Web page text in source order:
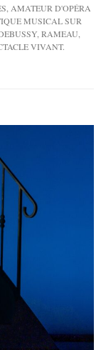
AMATEUR D'OPÉRA
MUSICAL SUR
RAMEAU,
VIVANT.